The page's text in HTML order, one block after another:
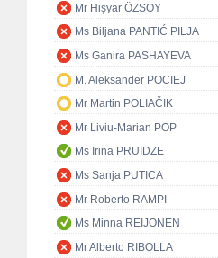
Mr Hişyar ÖZSOY
Ms Biljana PANTIĆ PILJA
Ms Ganira PASHAYEVA
M. Aleksander POCIEJ
Mr Martin POLIAČIK
Mr Liviu-Marian POP
Ms Irina PRUIDZE
Ms Sanja PUTICA
Mr Roberto RAMPI
Ms Minna REIJONEN
Mr Alberto RIBOLLA